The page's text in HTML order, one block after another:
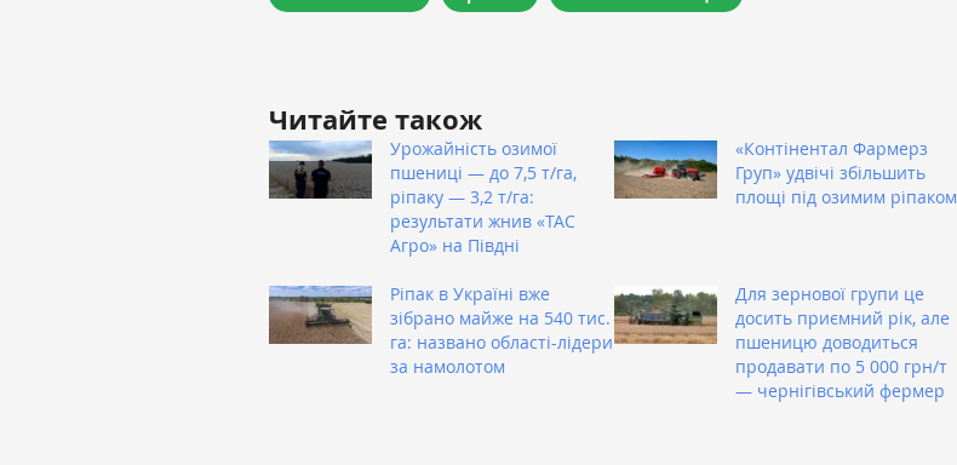
Читайте також
Урожайність озимої
пшениці — до 7,5 т/га,
ріпаку — 3,2 т/га:
результати жнив «ТАС
Агро» на Півдні
«Контінентал Фармерз
Груп» удвічі збільшить
площі під озимим ріпаком
Ріпак в Україні вже
зібрано майже на 540 тис.
га: названо області-лідери
за намолотом
Для зернової групи це
досить приємний рік, але
пшеницю доводиться
продавати по 5 000 грн/т
— чернігівський фермер